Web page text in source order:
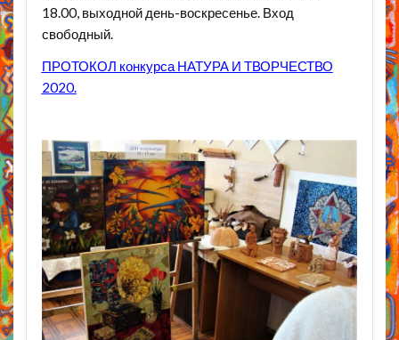
18.00, выходной день-воскресенье. Вход
свободный.
ПРОТОКОЛ конкурса НАТУРА И ТВОРЧЕСТВО
2020.